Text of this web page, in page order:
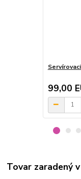
99,00
Tovar zaradený